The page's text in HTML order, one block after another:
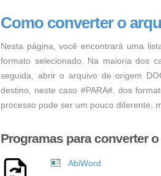
Como converter o
Nesta página, você encontrará uma
formato selecionado. Na maioria dos
seguida, abrir o arquivo de origem
destino, neste caso #PARA#, dos
processo pode ser um pouco diferente,
Programas para converter
AbiWord